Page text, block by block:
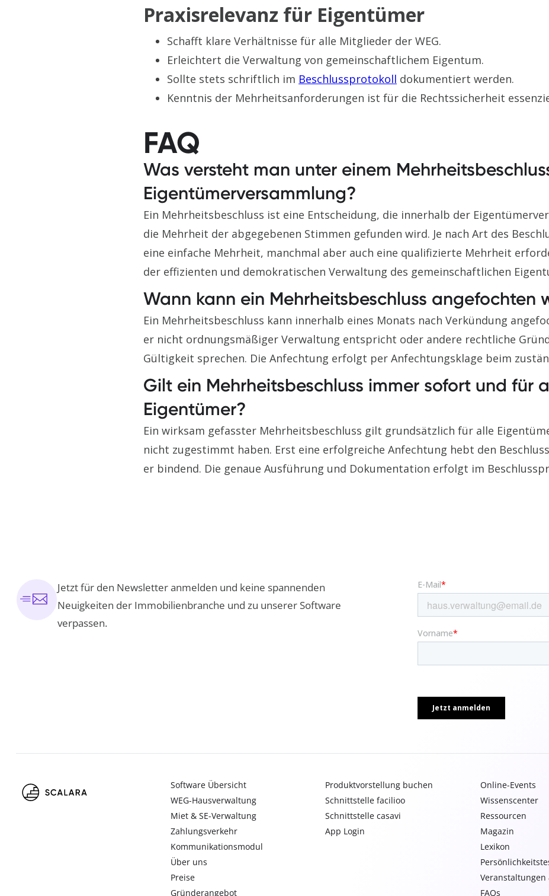
Praxisrelevanz für Eigentümer
Schafft klare Verhältnisse für alle Mitglieder der WEG.
Erleichtert die Verwaltung von gemeinschaftlichem Eigentum.
Sollte stets schriftlich im Beschlussprotokoll dokumentiert werden.
Kenntnis der Mehrheitsanforderungen ist für die Rechtssicherheit
FAQ
Was versteht man unter einem
Eigentümerversammlung?
Ein Mehrheitsbeschluss ist eine Entscheidung, die innerhalb der
die Mehrheit der abgegebenen Stimmen gefunden wird. Je nach Art des
eine einfache Mehrheit, manchmal aber auch eine qualifizierte Mehrheit
der effizienten und demokratischen Verwaltung des gemeinschaftlichen
Wann kann ein Mehrheitsbeschluss angefochten
Ein Mehrheitsbeschluss kann innerhalb eines Monats nach Verkündung
er nicht ordnungsmäßiger Verwaltung entspricht oder andere rechtliche
Gültigkeit sprechen. Die Anfechtung erfolgt per Anfechtungsklage beim
Gilt ein Mehrheitsbeschluss immer sofort und für
Eigentümer?
Ein wirksam gefasster Mehrheitsbeschluss gilt grundsätzlich für alle
nicht zugestimmt haben. Erst eine erfolgreiche Anfechtung hebt den
er bindend. Die genaue Ausführung und Dokumentation erfolgt im
Jetzt für den Newsletter anmelden und keine spannenden
Neuigkeiten der Immobilienbranche und zu unserer Software
verpassen.
Software Übersicht
WEG-Hausverwaltung
Miet & SE-Verwaltung
Zahlungsverkehr
Kommunikationsmodul
Über uns
Preise
Gründerangebot
Produktvorstellung buchen
Schnittstelle facilioo
Schnittstelle casavi
App Login
Online-Events
Wissenscenter
Ressourcen
Magazin
Lexikon
Veranstaltungen
FAQs